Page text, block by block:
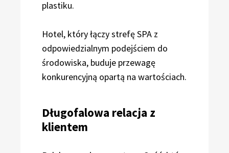
plastiku.
Hotel, który łączy strefę SPA z
odpowiedzialnym podejściem do
środowiska, buduje przewagę
konkurencyjną opartą na wartościach.
Długofalowa relacja z
klientem